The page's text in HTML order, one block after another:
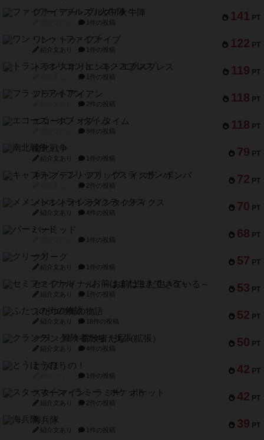
141 PT
ファイアー・ブルズ / 火牛陣
1件の投稿
122 PT
ワン・トゥ・ファイブ
紹介文あり 1件の投稿
119 PT
トランスオリエント・エクスプレス
1件の投稿
118 PT
フラットアイアン
2件の投稿
118 PT
エコーズ・オブ・タイム
8件の投稿
79 PT
南北戦争
紹介文あり 1件の投稿
72 PT
キャプテン・フリップ：イスラ・ボンバ
2件の投稿
70 PT
メメントオンラインタクティクス
紹介文あり 4件の投稿
68 PT
パーミッド
1件の投稿
57 PT
クリーグ
紹介文あり 1件の投稿
53 PT
セミファイナル ～お前はまだ生きている～
紹介文あり 1件の投稿
52 PT
ふたつの街の物語
紹介文あり 18件の投稿
50 PT
クランク! ：冒険者たち（拡張）
紹介文あり 4件の投稿
42 PT
とうほうの！
1件の投稿
42 PT
スターマイン・ラミー ポケット
紹介文あり 2件の投稿
39 PT
海兵隊
紹介文あり 1件の投稿